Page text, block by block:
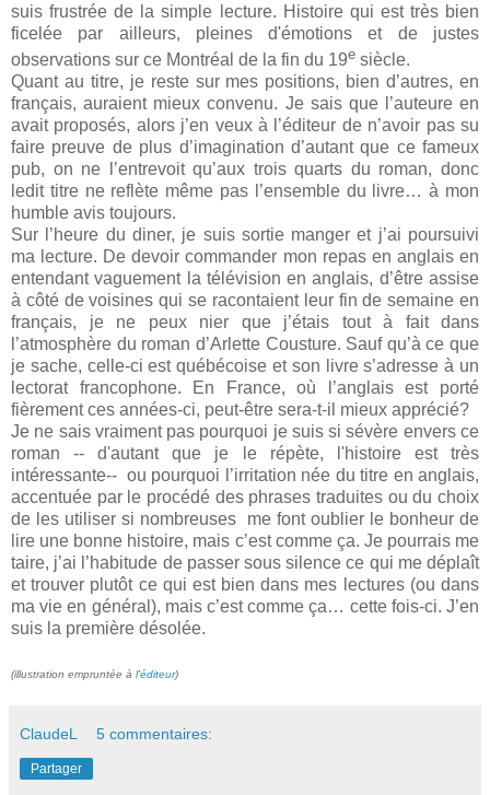
suis frustrée de la simple lecture. Histoire qui est très bien
ficelée par ailleurs, pleines d'émotions et de justes
observations sur ce Montréal de la fin du 19e siècle.
Quant au titre, je reste sur mes positions, bien d’autres, en
français, auraient mieux convenu. Je sais que l’auteure en
avait proposés, alors j’en veux à l’éditeur de n’avoir pas su
faire preuve de plus d’imagination d’autant que ce fameux
pub, on ne l’entrevoit qu’aux trois quarts du roman, donc
ledit titre ne reflète même pas l’ensemble du livre… à mon
humble avis toujours.
Sur l’heure du diner, je suis sortie manger et j’ai poursuivi
ma lecture. De devoir commander mon repas en anglais en
entendant vaguement la télévision en anglais, d’être assise
à côté de voisines qui se racontaient leur fin de semaine en
français, je ne peux nier que j’étais tout à fait dans
l’atmosphère du roman d’Arlette Cousture. Sauf qu’à ce que
je sache, celle-ci est québécoise et son livre s’adresse à un
lectorat francophone. En France, où l’anglais est porté
fièrement ces années-ci, peut-être sera-t-il mieux apprécié?
Je ne sais vraiment pas pourquoi je suis si sévère envers ce
roman -- d'autant que je le répète, l'histoire est très
intéressante-- ou pourquoi l’irritation née du titre en anglais,
accentuée par le procédé des phrases traduites ou du choix
de les utiliser si nombreuses me font oublier le bonheur de
lire une bonne histoire, mais c’est comme ça. Je pourrais me
taire, j’ai l’habitude de passer sous silence ce qui me déplaît
et trouver plutôt ce qui est bien dans mes lectures (ou dans
ma vie en général), mais c’est comme ça… cette fois-ci. J’en
suis la première désolée.
(illustration empruntée à l'éditeur)
ClaudeL 5 commentaires:
Partager